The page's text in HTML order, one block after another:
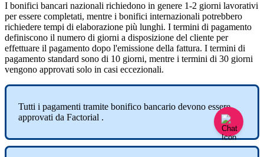
I bonifici bancari nazionali richiedono in genere 1-2 giorni lavorativi
per essere completati, mentre i bonifici internazionali potrebbero
richiedere tempi di elaborazione più lunghi. I termini di pagamento
definiscono il numero di giorni a disposizione del cliente per
effettuare il pagamento dopo l'emissione della fattura. I termini di
pagamento standard sono di 10 giorni, mentre i termini di 30 giorni
vengono approvati solo in casi eccezionali.
Tutti i pagamenti tramite bonifico bancario devono essere
approvati da Factorial .